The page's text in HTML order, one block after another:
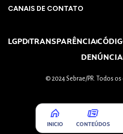
CANAIS DE CONTATO
LGPDTRANSPARÊNCIA
DENÚNCIA
© 2024 Sebrae/PR. Todos
INICIO CONTEÚDOS